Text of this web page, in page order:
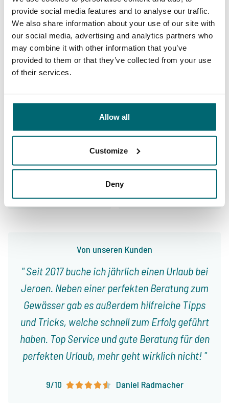
provide social media features and to analyse our traffic.
We also share information about your use of our site with
our social media, advertising and analytics partners who
may combine it with other information that you’ve
provided to them or that they’ve collected from your use
of their services.
Allow all
Customize
Deny
9,7 9,2
Von unseren Kunden
Seit 2017 buche ich jährlich einen Urlaub bei
Jeroen. Neben einer perfekten Beratung zum
Gewässer gab es außerdem hilfreiche Tipps
und Tricks, welche schnell zum Erfolg geführt
haben. Top Service und gute Beratung für den
perfekten Urlaub, mehr geht wirklich nicht!
9/10 Daniel Radmacher